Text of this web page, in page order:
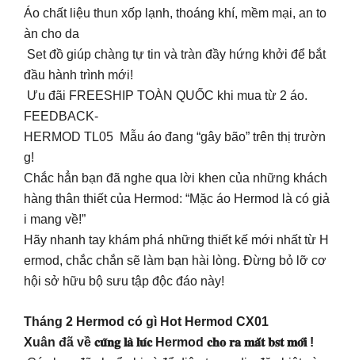
Áo chất liệu thun xốp lạnh, thoáng khí, mềm mại, an to
àn cho da
Set đồ giúp chàng tự tin và tràn đầy hứng khởi để bắt
đầu hành trình mới!
Ưu đãi FREESHIP TOÀN QUỐC khi mua từ 2 áo.
FEEDBACK-
HERMOD TL05 Mẫu áo đang “gây bão” trên thị trườn
g!
Chắc hẳn bạn đã nghe qua lời khen của những khách
hàng thân thiết của Hermod: “Mặc áo Hermod là có giả
i mang về!”
Hãy nhanh tay khám phá những thiết kế mới nhất từ H
ermod, chắc chắn sẽ làm bạn hài lòng. Đừng bỏ lỡ cơ
hội sở hữu bộ sưu tập độc đáo này!
Tháng 2 Hermod có gì Hot Hermod CX01
Xuân đã về 𝐜𝐮̃𝐧𝐠 𝐥𝐚̀ 𝐥𝐮́𝐜 Hermod 𝐜𝐡𝐨 𝐫𝐚 𝐦𝐚̆́𝐭 𝐛𝐬𝐭 𝐦𝐨̛́𝐢 !